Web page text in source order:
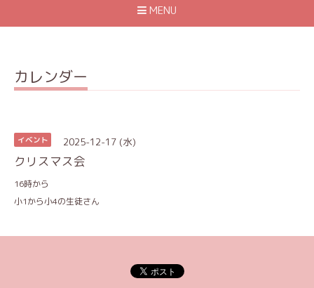
MENU
カレンダー
イベント 2025-12-17 (水)
クリスマス会
16時から
小1から小4の生徒さん